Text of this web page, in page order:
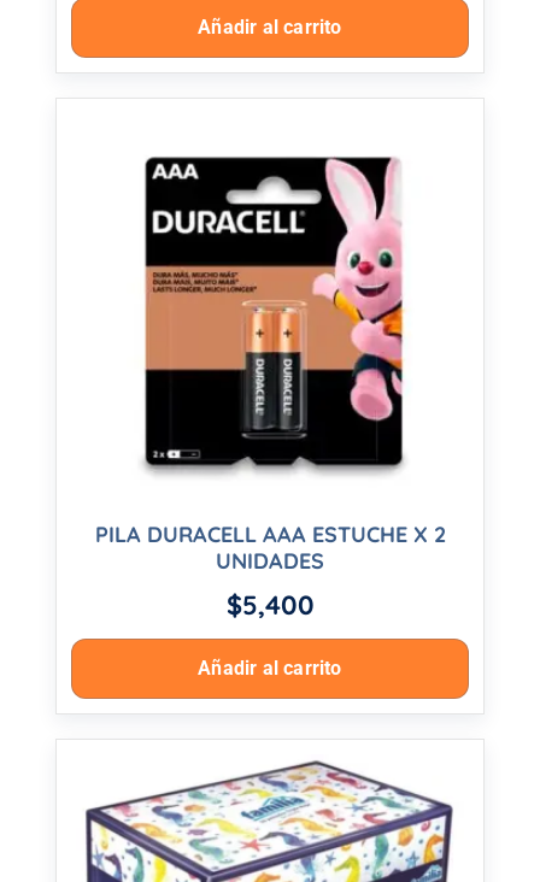
Añadir al carrito
PILA DURACELL AAA ESTUCHE X 2
UNIDADES
$5,400
Añadir al carrito